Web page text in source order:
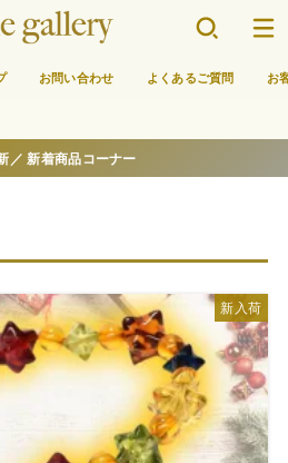
お問い合わせ よくあるご質問 お
／ 新着商品コーナー
新入荷